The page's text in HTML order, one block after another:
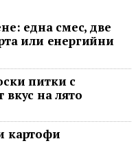
една смес, две
или енергийни
питки с
на лято
картофи